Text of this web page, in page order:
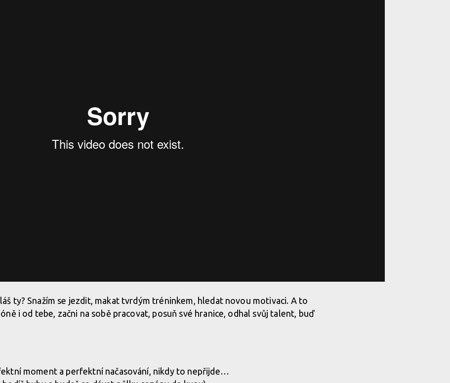
ty? Snažím se jezdit, makat tvrdým tréninkem, hledat novou motivaci. A to
i od tebe, začni na sobě pracovat, posuň své hranice, odhal svůj talent, buď
moment a perfektní načasování, nikdy to nepřijde…